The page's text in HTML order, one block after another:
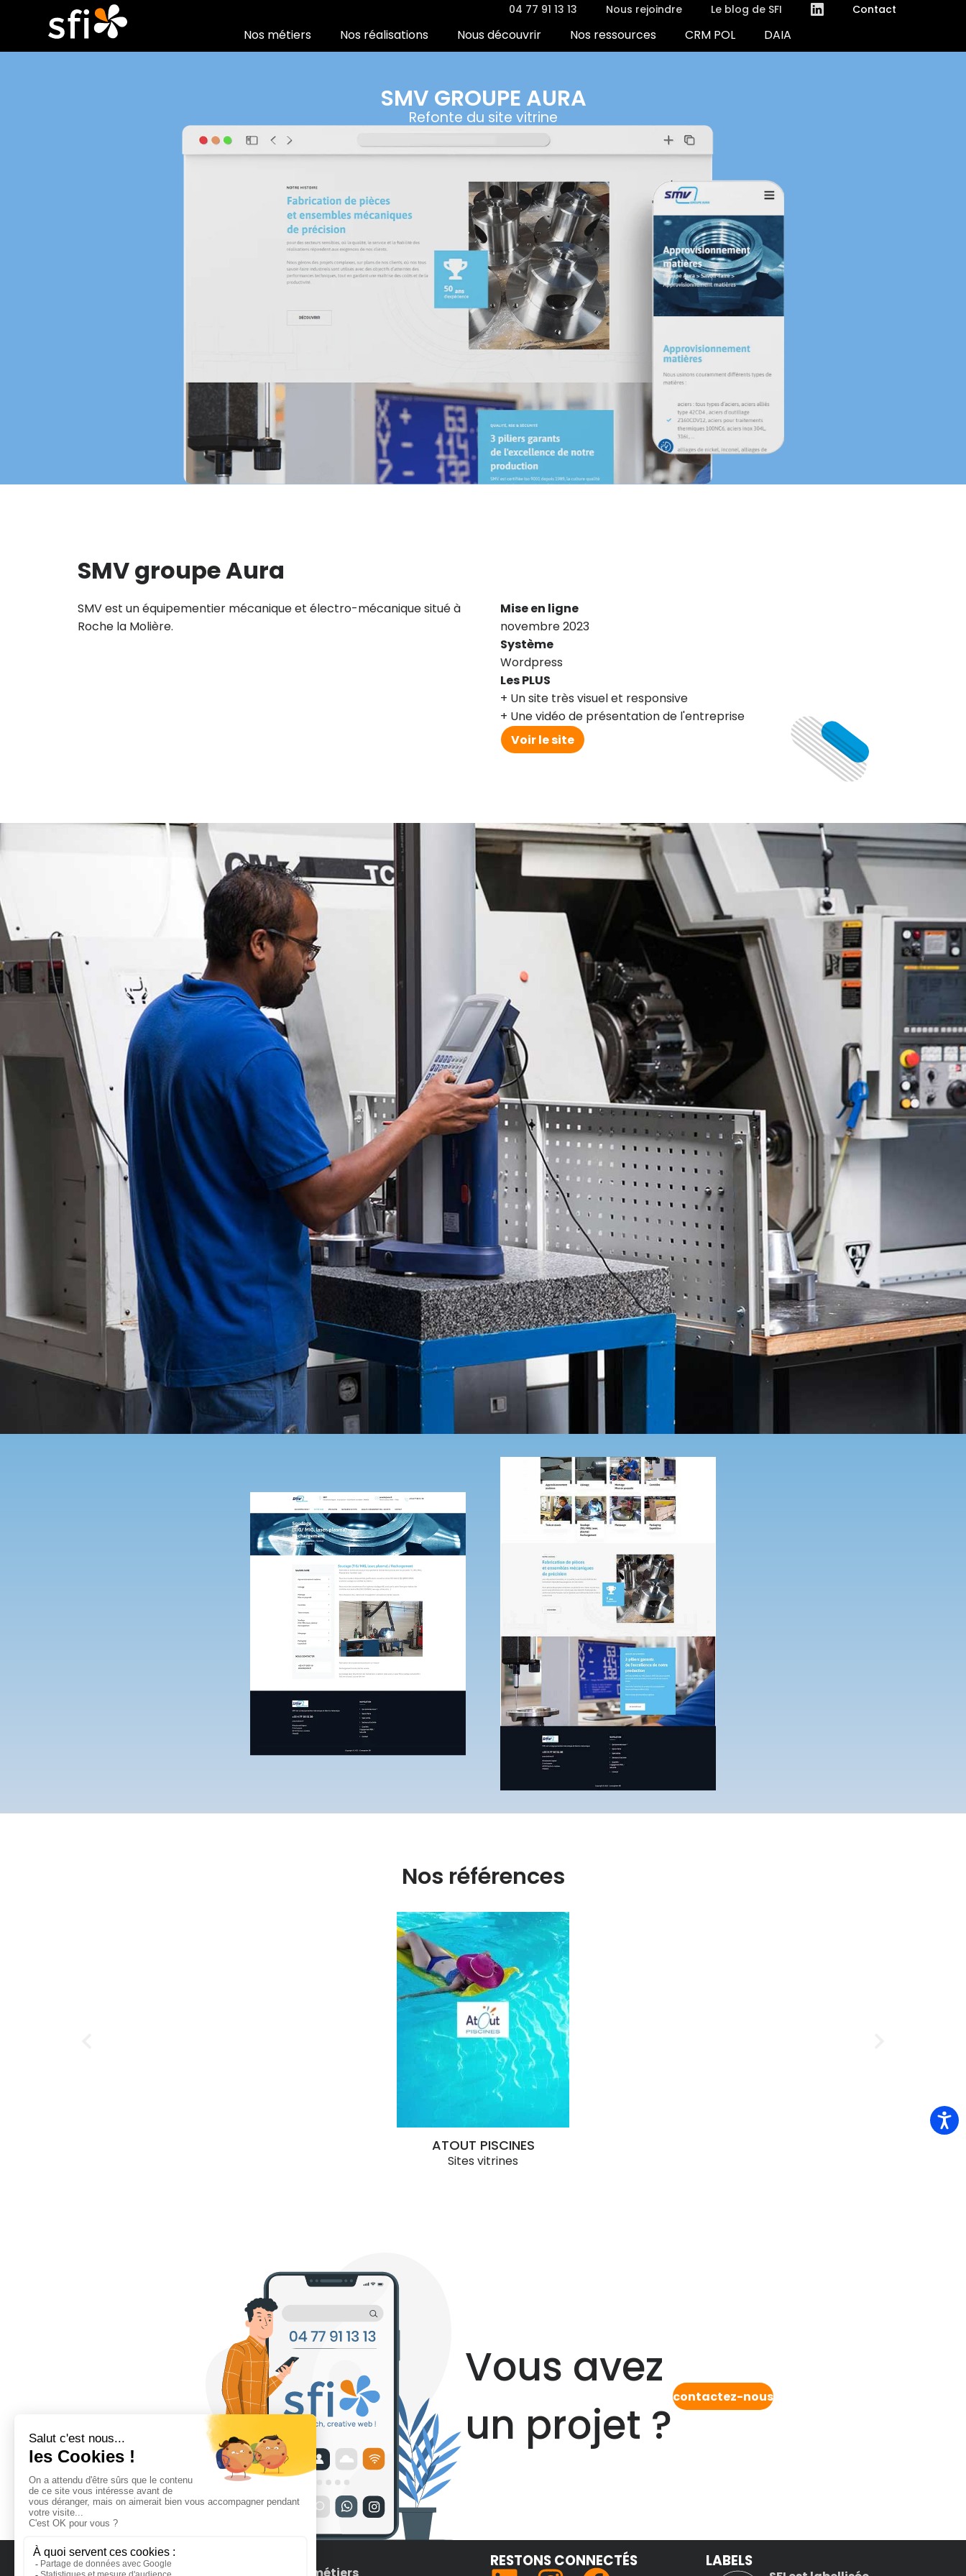
04 77 91 13 13 Nous rejoindre Le blog de SFI Contact
Nos métiers Nos réalisations Nous découvrir Nos ressources CRM POL
(nouvelle fenêtre)
DAIA
(nouvelle fenêtre)
SMV GROUPE AURA
Refonte du site vitrine
SMV groupe Aura
SMV est un équipementier mécanique et électro-mécanique situé à
Roche la Molière.
Mise en ligne
novembre 2023
Système
Wordpress
Les PLUS
Un site très visuel et responsive
Une vidéo de présentation de l'entreprise
Voir le site
Nos références
ATOUT PISCINES
Sites vitrines
Vous avez
un projet ?
contactez-nous
CONTACTS RESTONS CONNECTÉS LABELS